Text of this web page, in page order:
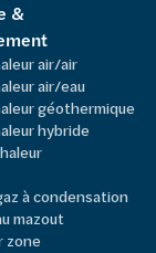
&
air/air
air/eau
géothermique
hybride
à condensation
mazout
zone